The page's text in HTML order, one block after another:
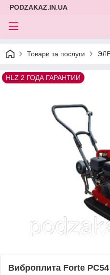
PODZAKAZ.IN.UA
Товари та послуги
HLZ 2 ГОДА ГАРАНТИИ
Виброплита Forte